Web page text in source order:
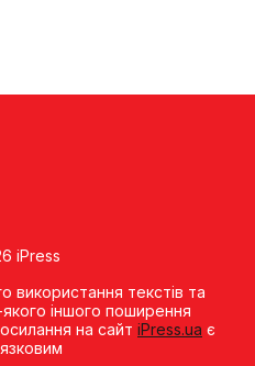
iPress
використання текстів та
іншого поширення
на сайт iPress.ua є